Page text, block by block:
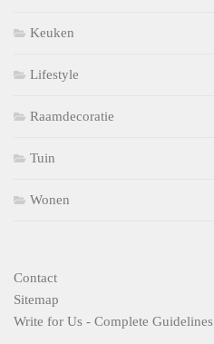
Keuken
Lifestyle
Raamdecoratie
Tuin
Wonen
Contact
Sitemap
Write for Us - Complete Guidelines